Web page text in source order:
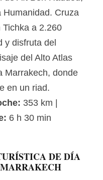
Humanidad. Cruza
Tichka a 2.260
y disfruta del
del Alto Atlas
Marrakech, donde
en un riad.
353 km |
6 h 30 min
DE DÍA